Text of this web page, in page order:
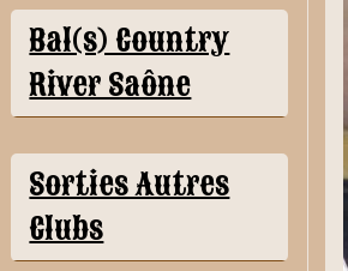
Bal(s) Country
River Saône
Sorties Autres
Clubs